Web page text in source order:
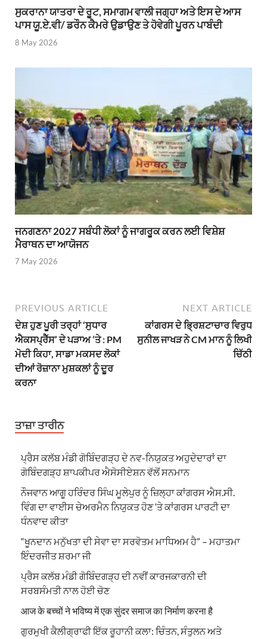
ਸੁਕਰਾਨਾ ਯਾਤਰਾ ਦੇ ਰੂਟ, ਸਮਾਗਮ ਵਾਲੀ ਜਗ੍ਹਾ ਅਤੇ ਇਸ ਦੇ ਆਸ
ਪਾਸ ਯੂ.ਏ.ਵੀ/ ਡਰੌਨ ਕੈਮਰੇ ਉਡਾਉਣ ਤੇ ਹੋਵੇਗੀ ਪੂਰਨ ਪਾਬੰਦੀ
8 May 2026
ਜਨਗਣਨਾ 2027 ਸਬੰਧੀ ਲੋਕਾਂ ਨੂੰ ਜਾਗਰੂਕ ਕਰਨ ਲਈ ਵਿਸ਼ੇਸ਼
ਮੈਰਾਥਨ ਦਾ ਆਯੋਜਨ
7 May 2026
PREVIOUS ARTICLE
ਦੇਸ਼ ਹੁਣ ਪੂਰੀ ਤਰ੍ਹਾਂ ‘ਸੁਧਾਰ
ਐਕਸਪ੍ਰੈੱਸ’ ਦੇ ਪੜਾਅ ‘ਤੇ : PM
ਮੋਦੀ ਕਿਹਾ, ਸਾਡਾ ਮਕਸਦ ਲੋਕਾਂ
ਦੀਆਂ ਰੋਜ਼ਾਨਾ ਮੁਸ਼ਕਲਾਂ ਨੂੰ ਦੂਰ
ਕਰਨਾ
NEXT ARTICLE
ਕਾਂਗਰਸ ਦੇ ਭ੍ਰਿਸ਼ਟਾਚਾਰ ਵਿਰੁਧ
ਸੁਨੀਲ ਜਾਖੜ ਨੇ CM ਮਾਨ ਨੂੰ ਲਿਖੀ
ਚਿੱਠੀ
ਤਾਜ਼ਾ ਤਾਰੀਨ
ਪ੍ਰੈਸ ਕਲੱਬ ਮੰਡੀ ਗੋਬਿੰਦਗੜ੍ਹ ਦੇ ਨਵ-ਨਿਯੁਕਤ ਅਹੁਦੇਦਾਰਾਂ ਦਾ
ਗੋਬਿੰਦਗੜ੍ਹ ਸ਼ਾਪਕੀਪਰ ਐਸੋਸੀਏਸ਼ਨ ਵੱਲੋਂ ਸਨਮਾਨ
ਨੌਜਵਾਨ ਆਗੂ ਹਰਿੰਦਰ ਸਿੰਘ ਮੂਲੇਪੁਰ ਨੂੰ ਜ਼ਿਲ੍ਹਾ ਕਾਂਗਰਸ ਐਸ.ਸੀ.
ਵਿੰਗ ਦਾ ਵਾਈਸ ਚੇਅਰਮੈਨ ਨਿਯੁਕਤ ਹੋਣ ‘ਤੇ ਕਾਂਗਰਸ ਪਾਰਟੀ ਦਾ
ਧੰਨਵਾਦ ਕੀਤਾ
“ਖੂਨਦਾਨ ਮਨੁੱਖਤਾ ਦੀ ਸੇਵਾ ਦਾ ਸਰਵੋਤਮ ਮਾਧਿਅਮ ਹੈ” – ਮਹਾਤਮਾ
ਇੰਦਰਜੀਤ ਸ਼ਰਮਾ ਜੀ
ਪ੍ਰੈਸ ਕਲੱਬ ਮੰਡੀ ਗੋਬਿੰਦਗੜ੍ਹ ਦੀ ਨਵੀਂ ਕਾਰਜਕਾਰਨੀ ਦੀ
ਸਰਬਸੰਮਤੀ ਨਾਲ ਹੋਈ ਚੋਣ
आज के बच्चों ने भविष्य में एक सुंदर समाज का निर्माण करना है
ਗੁਰਮੁਖੀ ਕੈਲੀਗ੍ਰਾਫੀ ਇੱਕ ਰੂਹਾਨੀ ਕਲਾ: ਚਿੰਤਨ, ਸੰਤੁਲਨ ਅਤੇ